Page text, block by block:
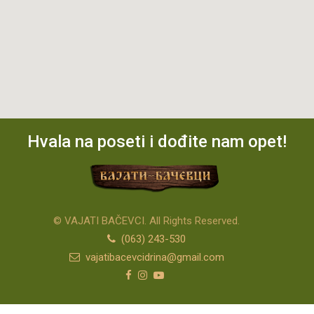
Hvala na poseti i dođite nam opet!
© VAJATI BAČEVCI. All Rights Reserved.
(063) 243-530
vajatibacevcidrina@gmail.com